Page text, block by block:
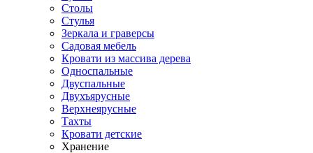
Столы
Стулья
Зеркала и граверсы
Садовая мебель
Кровати из массива дерева
Односпальные
Двуспальные
Двухъярусные
Верхнеярусные
Тахты
Кровати детские
Хранение